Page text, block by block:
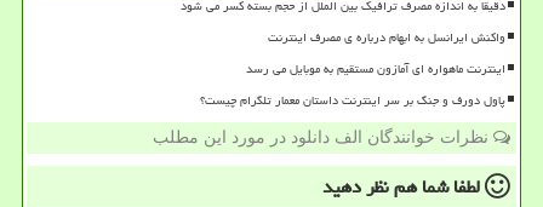
دقیقا به اندازه مصرف ترافیک بین الملل از حجم بسته کسر می شود
واکنش ایرانسل به ابهام درباره ی مصرف اینترنت
اینترنت ماهواره ای آمازون مستقیم به موبایل می رسد
پاول دورف و جنگ بر سر اینترنت داستان معمار تلگرام چیست؟
نظرات خوانندگان الف دانلود در مورد این مطلب
لطفا شما همنظر دهید